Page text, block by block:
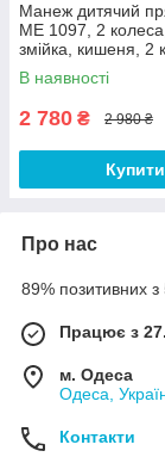
Манеж дитячий
ME 1097, 2
змійка, кишеня, 2
льон, сіро-
В наявності
2 780 ₴ 2 980 ₴
Купити
Про нас
89% позитивних з
Працює з
м. Одеса
Одеса,
Контакти